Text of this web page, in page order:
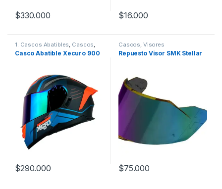
$330.000 $16.000
1. Cascos Abatibles Cascos
Xecuro
Casco Abatible Xecuro 900
$290.000
Cascos Visores
Repuesto Visor SMK Stellar
$75.000